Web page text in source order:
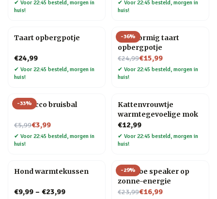
✔ Voor 22:45 besteld, morgen in
huis!
✔ Voor 22:45 besteld, morgen in
huis!
Taart opbergpotje
€24,99
✔ Voor 22:45 besteld, morgen in
huis!
-36%
Hartvormig taart
opbergpotje
€24,99
Nu voor€15,99
✔ Voor 22:45 besteld, morgen in
huis!
-33%
Prosecco bruisbal
€5,99
Nu voor€3,99
✔ Voor 22:45 besteld, morgen in
huis!
Kattenvrouwtje
warmtegevoelige mok
€12,99
✔ Voor 22:45 besteld, morgen in
huis!
Hond warmtekussen
€9,99 – €23,99
-29%
Bamboe speaker op
zonne-energie
€23,99
Nu voor€16,99